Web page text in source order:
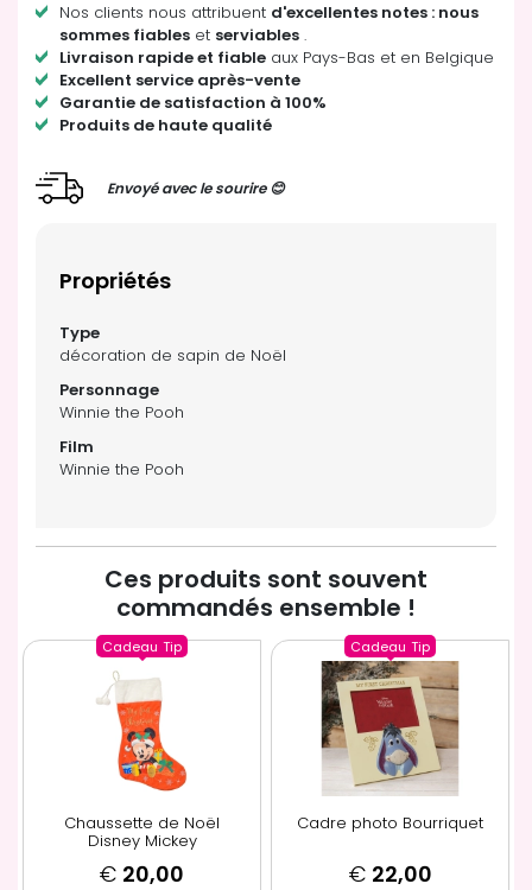
Nos clients nous attribuent d'excellentes notes : nous
sommes fiables et serviables .
Livraison rapide et fiable aux Pays-Bas et en Belgique
Excellent service après-vente
Garantie de satisfaction à 100%
Produits de haute qualité
Envoyé avec le sourire 😊
Propriétés
décoration de sapin de Noël
Winnie the Pooh
Winnie the Pooh
Ces produits sont souvent
commandés ensemble !
Cadeau Tip
Chaussette de Noël
Disney Mickey
€ 20,00
Cadeau Tip
Cadre photo Bourriquet
€ 22,00